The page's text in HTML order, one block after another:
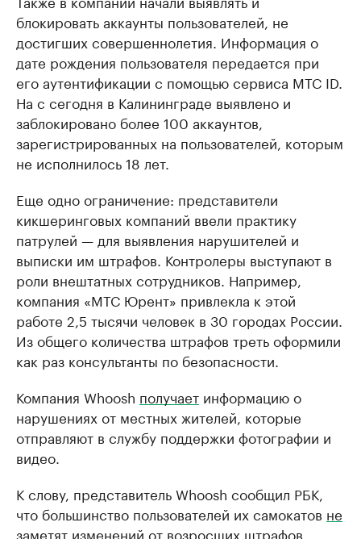
блокировать аккаунты пользователей, не
достигших совершеннолетия. Информация о
дате рождения пользователя передается при
его аутентификации с помощью сервиса МТС ID.
На с сегодня в Калининграде выявлено и
заблокировано более 100 аккаунтов,
зарегистрированных на пользователей, которым
не исполнилось 18 лет.
Еще одно ограничение: представители
кикшеринговых компаний ввели практику
патрулей — для выявления нарушителей и
выписки им штрафов. Контролеры выступают в
роли внештатных сотрудников. Например,
компания «МТС Юрент» привлекла к этой
работе 2,5 тысячи человек в 30 городах России.
Из общего количества штрафов треть оформили
как раз консультанты по безопасности.
Компания Whoosh получает информацию о
нарушениях от местных жителей, которые
отправляют в службу поддержки фотографии и
видео.
К слову, представитель Whoosh сообщил РБК,
что большинство пользователей их самокатов не
заметят изменений от возросших штрафов,